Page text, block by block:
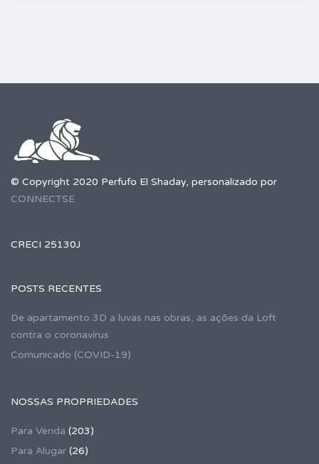
© Copyright 2020 Perfufo El Shaday, personalizado por
CONNECTSE
CRECI 25130J
POSTS RECENTES
De apartamento 3D a luvas nas obras, as ações da Loft
contra o coronavírus
Comunicado (COVID-19)
NOSSAS PROPRIEDADES
Para Venda (203)
Para Alugar (26)